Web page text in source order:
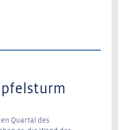
Quartal des